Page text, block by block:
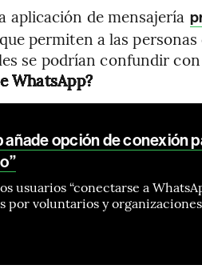
aplicación de mensajería
permiten a las
se podrían confundir
WhatsApp?
añade opción de conexión
usuarios “conectarse a
por voluntarios y